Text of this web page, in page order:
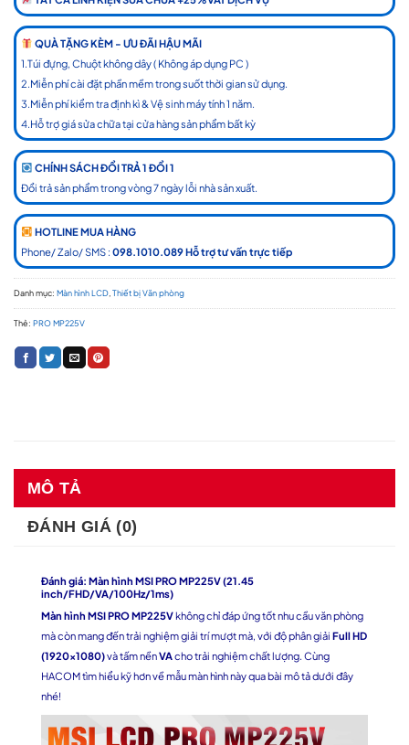
QUÀ TẶNG KÈM - ƯU ĐÃI HẬU MÃI
1.Túi đựng, Chuột không dây ( Không áp dụng PC )
2.Miễn phí cài đặt phần mềm trong suốt thời gian sử dụng.
3.Miễn phí kiểm tra định kì & Vệ sinh máy tính 1 năm.
4.Hỗ trợ giá sửa chữa tại cửa hàng sản phẩm bất kỳ
CHÍNH SÁCH ĐỔI TRẢ 1 ĐỔI 1
Đổi trả sản phẩm trong vòng 7 ngày lỗi nhà sản xuất.
HOTLINE MUA HÀNG
Phone/ Zalo/ SMS : 098.1010.089 Hỗ trợ tư vấn trực tiếp
Danh mục: Màn hình LCD,Thiết bị Văn phòng
Thẻ: PRO MP225V
MÔ TẢ
ĐÁNH GIÁ (0)
Đánh giá: Màn hình MSI PRO MP225V (21.45
inch/FHD/VA/100Hz/1ms)
Màn hình MSI PRO MP225Vkhông chỉ đáp ứng tốt nhu cầu văn phòng
mà còn mang đến trải nghiệm giải trí mượt mà, với độ phân giải Full HD
(1920×1080)và tấm nềnVAcho trải nghiệm chất lượng. Cùng
HACOM tìm hiểu kỹ hơn về mẫu màn hình này qua bài mô tả dưới đây
nhé!